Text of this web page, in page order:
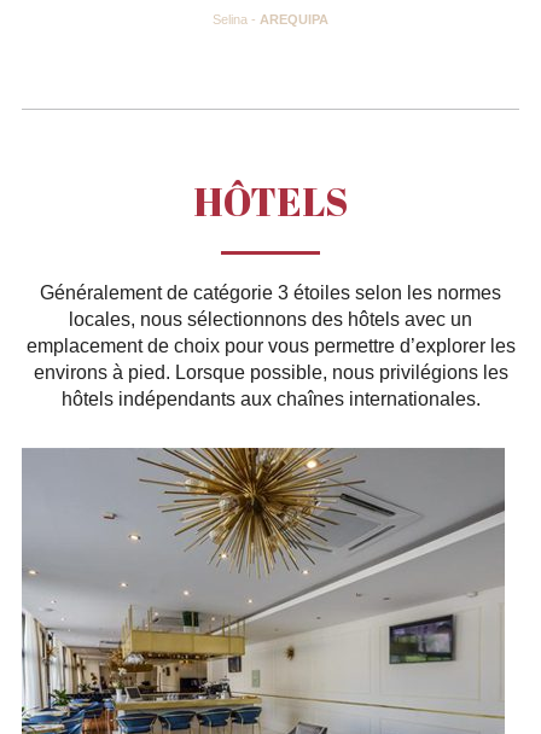
Selina - AREQUIPA
HÔTELS
Généralement de catégorie 3 étoiles selon les normes
locales, nous sélectionnons des hôtels avec un
emplacement de choix pour vous permettre d’explorer les
environs à pied. Lorsque possible, nous privilégions les
hôtels indépendants aux chaînes internationales.